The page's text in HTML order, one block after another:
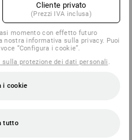
di cambio / reso:
Cliente privato
(Prezzi IVA inclusa)
momento con effetto futuro
nostra informativa sulla privacy. Puoi
“Configura i cookie”.
sulla protezione dei dati personali .
i cookie
tutto